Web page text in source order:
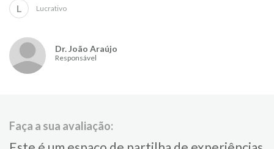
L Lucrativo
Dr. João Araújo
Responsável
Faça a sua avaliação: